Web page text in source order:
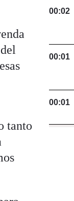
tanto
00:02
00:01
00:01